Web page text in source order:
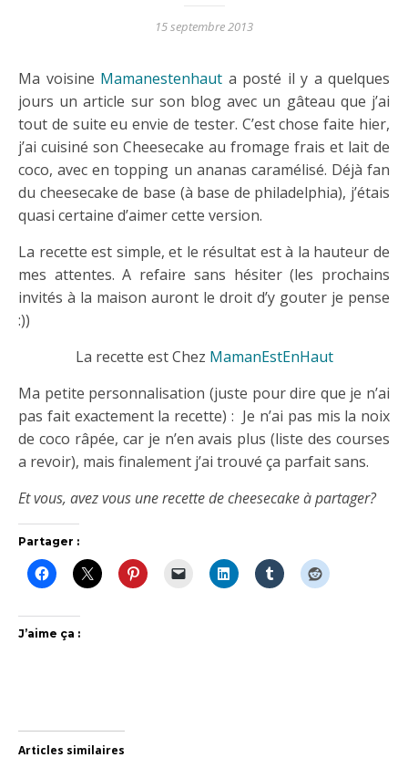
15 septembre 2013
Ma voisine Mamanestenhaut a posté il y a quelques
jours un article sur son blog avec un gâteau que j’ai
tout de suite eu envie de tester. C’est chose faite hier,
j’ai cuisiné son Cheesecake au fromage frais et lait de
coco, avec en topping un ananas caramélisé. Déjà fan
du cheesecake de base (à base de philadelphia), j’étais
quasi certaine d’aimer cette version.
La recette est simple, et le résultat est à la hauteur de
mes attentes. A refaire sans hésiter (les prochains
invités à la maison auront le droit d’y gouter je pense
:))
La recette est Chez MamanEstEnHaut
Ma petite personnalisation (juste pour dire que je n’ai
pas fait exactement la recette) : Je n’ai pas mis la noix
de coco râpée, car je n’en avais plus (liste des courses
a revoir), mais finalement j’ai trouvé ça parfait sans.
Et vous, avez vous une recette de cheesecake à partager?
Partager :
J’aime ça :
Articles similaires